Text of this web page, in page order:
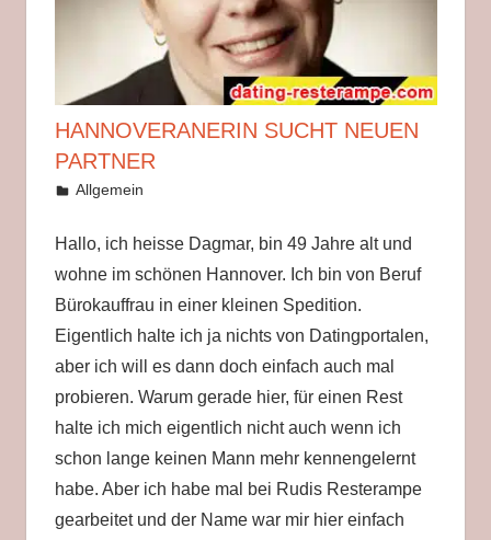
hässliche
Frauen
HANNOVERANERIN SUCHT NEUEN
PARTNER
9. Juli 2019
Helga
Allgemein
Hallo, ich heisse Dagmar, bin 49 Jahre alt und
wohne im schönen Hannover. Ich bin von Beruf
Bürokauffrau in einer kleinen Spedition.
Eigentlich halte ich ja nichts von Datingportalen,
aber ich will es dann doch einfach auch mal
probieren. Warum gerade hier, für einen Rest
halte ich mich eigentlich nicht auch wenn ich
schon lange keinen Mann mehr kennengelernt
habe. Aber ich habe mal bei Rudis Resterampe
gearbeitet und der Name war mir hier einfach